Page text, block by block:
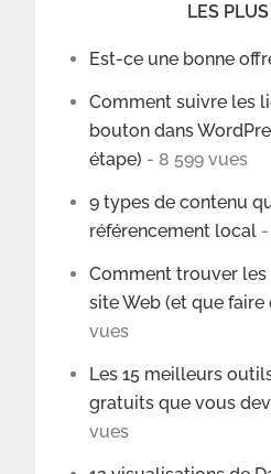
LES
Est-ce une bonne
Comment suivre les
bouton dans
étape) - 8 599 vues
9 types de contenu
référencement local
Comment trouver
site Web (et que faire
vues
Les 15 meilleurs
gratuits que vous
vues